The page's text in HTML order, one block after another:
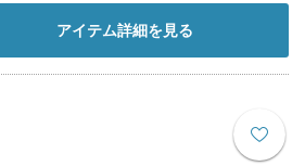
アイテム詳細を見る